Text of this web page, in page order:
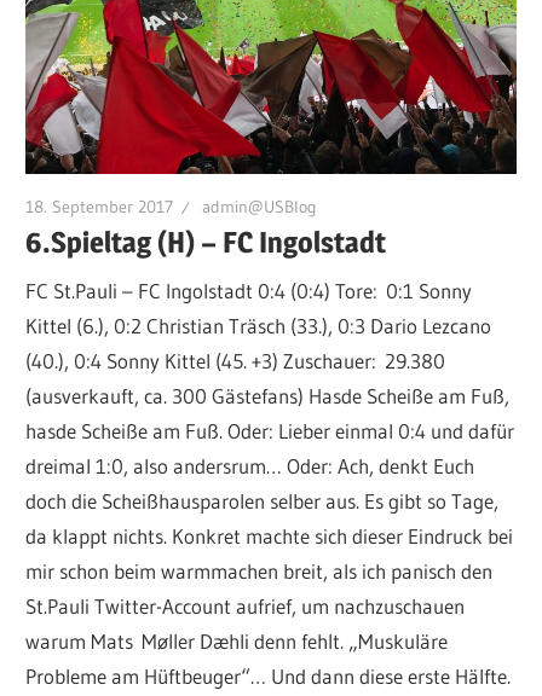
18. September 2017 admin@USBlog
6.Spieltag (H) – FC Ingolstadt
FC St.Pauli – FC Ingolstadt 0:4 (0:4) Tore: 0:1 Sonny
Kittel (6.), 0:2 Christian Träsch (33.), 0:3 Dario Lezcano
(40.), 0:4 Sonny Kittel (45. +3) Zuschauer: 29.380
(ausverkauft, ca. 300 Gästefans) Hasde Scheiße am Fuß,
hasde Scheiße am Fuß. Oder: Lieber einmal 0:4 und dafür
dreimal 1:0, also andersrum… Oder: Ach, denkt Euch
doch die Scheißhausparolen selber aus. Es gibt so Tage,
da klappt nichts. Konkret machte sich dieser Eindruck bei
mir schon beim warmmachen breit, als ich panisch den
St.Pauli Twitter-Account aufrief, um nachzuschauen
warum Mats Møller Dæhli denn fehlt. „Muskuläre
Probleme am Hüftbeuger“… Und dann diese erste Hälfte.